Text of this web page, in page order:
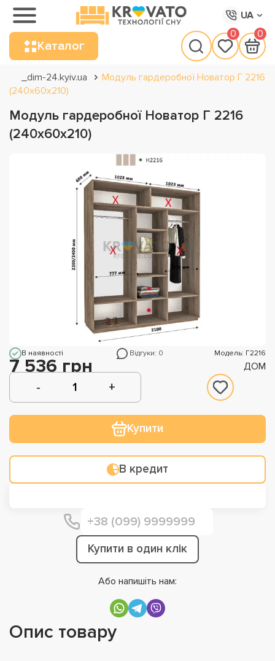
UA
Каталог
0 0
_dim-24.kyiv.ua
Модуль гардеробної Новатор Г 2216
(240х60х210)
Модуль гардеробної Новатор Г 2216
(240х60х210)
В наявності Відгуки: 0 Модель: Г2216
7 536 грн ДОМ
Купити
В кредит
Купити в один клік
Або напишіть нам:
Опис товару